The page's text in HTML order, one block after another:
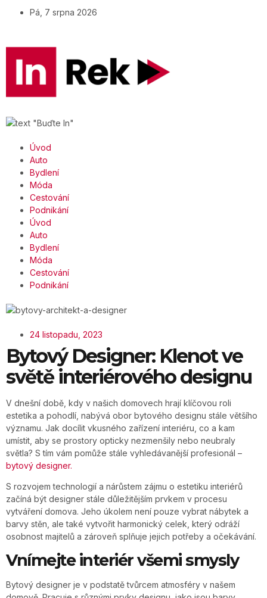
Pá, 7 srpna 2026
Úvod
Auto
Bydlení
Móda
Cestování
Podnikání
Úvod
Auto
Bydlení
Móda
Cestování
Podnikání
24 listopadu, 2023
Bytový Designer: Klenot ve
světě interiérového designu
V dnešní době, kdy v našich domovech hrají klíčovou roli
estetika a pohodlí, nabývá obor bytového designu stále většího
významu. Jak docílit vkusného zařízení interiéru, co a kam
umístit, aby se prostory opticky nezmenšily nebo neubraly
světla? S tím vám pomůže stále vyhledávanější profesionál –
bytový designer.
S rozvojem technologií a nárůstem zájmu o estetiku interiérů
začíná být designer stále důležitějším prvkem v procesu
vytváření domova. Jeho úkolem není pouze vybrat nábytek a
barvy stěn, ale také vytvořit harmonický celek, který odráží
osobnost majitelů a zároveň splňuje jejich potřeby a očekávání.
Vnímejte interiér všemi smysly
Bytový designer je v podstatě tvůrcem atmosféry v našem